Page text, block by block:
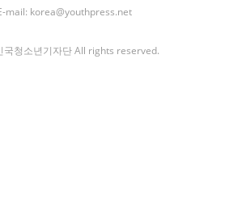
mail: korea@youthpress.net
청소년기자단 All rights reserved.